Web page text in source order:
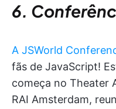
6.
A JSWorld
fãs de JavaScript!
começa no Theater
RAI Amsterdam,